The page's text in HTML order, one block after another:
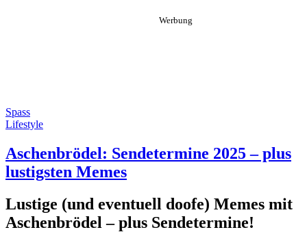
Spass
Lifestyle
Aschenbrödel: Sendetermine 2025 – plus
lustigsten Memes
Lustige (und eventuell doofe) Memes mit
Aschenbrödel – plus Sendetermine!